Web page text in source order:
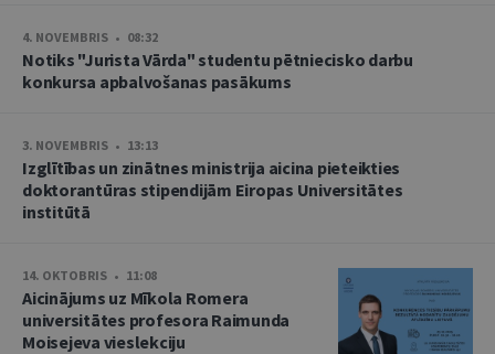
4. NOVEMBRIS • 08:32
Notiks "Jurista Vārda" studentu pētniecisko darbu
konkursa apbalvošanas pasākums
3. NOVEMBRIS • 13:13
Izglītības un zinātnes ministrija aicina pieteikties
doktorantūras stipendijām Eiropas Universitātes
institūtā
14. OKTOBRIS • 11:08
Aicinājums uz Mīkola Romera
universitātes profesora Raimunda
Moisejeva vieslekciju